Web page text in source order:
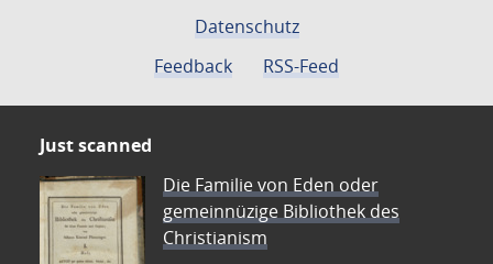
Datenschutz
Feedback
RSS-Feed
Just scanned
Die Familie von Eden oder
gemeinnüzige Bibliothek des
Christianism